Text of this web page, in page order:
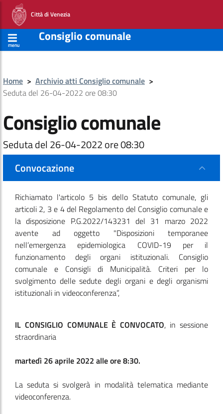
Città di Venezia
menu
Consiglio comunale
Home > Archivio atti Consiglio comunale >
Seduta del 26-04-2022 ore 08:30
Consiglio comunale
Seduta del 26-04-2022 ore 08:30
Convocazione
Richiamato l'articolo 5 bis dello Statuto comunale, gli
articoli 2, 3 e 4 del Regolamento del Consiglio comunale e
la disposizione P.G.2022/143231 del 31 marzo 2022
avente ad oggetto "Disposizioni temporanee
nell’emergenza epidemiologica COVID-19 per il
funzionamento degli organi istituzionali. Consiglio
comunale e Consigli di Municipalità. Criteri per lo
svolgimento delle sedute degli organi e degli organismi
istituzionali in videoconferenza”,
IL CONSIGLIO COMUNALE È CONVOCATO, in sessione
straordinaria
martedì 26 aprile 2022 alle ore 8:30.
La seduta si svolgerà in modalità telematica mediante
videoconferenza.